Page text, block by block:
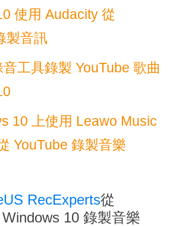
使用 Audacity 從
製音訊
工具錄製 YouTube 歌曲
10 上使用 Leawo Music
YouTube 錄製音樂
RecExperts從
10 錄製音樂